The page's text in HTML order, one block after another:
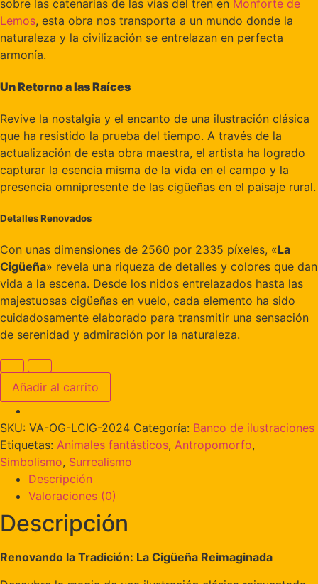
sobre las catenarias de las vías del tren en Monforte de
Lemos, esta obra nos transporta a un mundo donde la
naturaleza y la civilización se entrelazan en perfecta
armonía.
Un Retorno a las Raíces
Revive la nostalgia y el encanto de una ilustración clásica
que ha resistido la prueba del tiempo. A través de la
actualización de esta obra maestra, el artista ha logrado
capturar la esencia misma de la vida en el campo y la
presencia omnipresente de las cigüeñas en el paisaje rural.
Detalles Renovados
Con unas dimensiones de 2560 por 2335 píxeles, «La
Cigüeña» revela una riqueza de detalles y colores que dan
vida a la escena. Desde los nidos entrelazados hasta las
majestuosas cigüeñas en vuelo, cada elemento ha sido
cuidadosamente elaborado para transmitir una sensación
de serenidad y admiración por la naturaleza.
Añadir al carrito
SKU: VA-OG-LCIG-2024 Categoría: Banco de ilustraciones
Etiquetas: Animales fantásticos, Antropomorfo,
Simbolismo, Surrealismo
Descripción
Valoraciones (0)
Descripción
Renovando la Tradición: La Cigüeña Reimaginada